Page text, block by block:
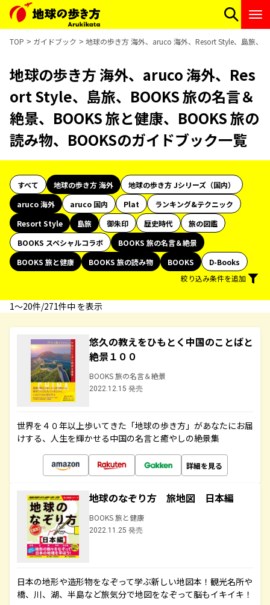
TOP ガイドブック 地球の歩き方 海外、aruco 海外、Resort Style、島旅、
地球の歩き方 海外、aruco 海外、Res
ort Style、島旅、BOOKS 旅の名言＆
絶景、BOOKS 旅と健康、BOOKS 旅の
読み物、BOOKSのガイドブック一覧
すべて 地球の歩き方 海外
地球の歩き方 Jシリーズ（国内）
aruco 海外
aruco 国内 Plat
ランキング&テクニック
Resort Style
島旅 御朱印 歴史時代
旅の図鑑
BOOKS スペシャルコラボ
BOOKS 旅の名言＆絶景
BOOKS 旅と健康
BOOKS 旅の読み物 BOOKS
D-Books
絞り込み条件を追加
1〜20件/271件中 を表示
悠久の教えをひもとく中国のことばと
絶景１００
BOOKS 旅の名言＆絶景
2022.12.15 発売
世界を４０年以上歩いてきた「地球の歩き方」があなたにお届
けする、人生を輝かせる中国の名言と癒やしの絶景集
詳細を見る
地球のなぞり方 旅地図 日本編
BOOKS 旅と健康
2022.11.25 発売
日本の地形や造形物をなぞって学ぶ新しい地図本！観光名所や
橋、川、湖、半島など旅気分で地図をなぞって脳もイキイキ！